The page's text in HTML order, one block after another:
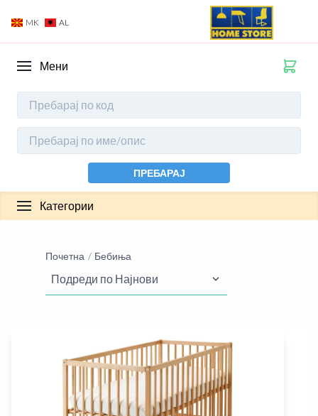
MK AL
Мени
ПРЕБАРАЈ
Категории
Почетна Бебиња